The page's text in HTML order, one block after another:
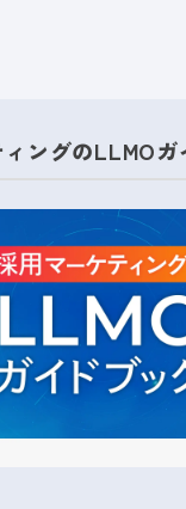
ングのLLMOガ